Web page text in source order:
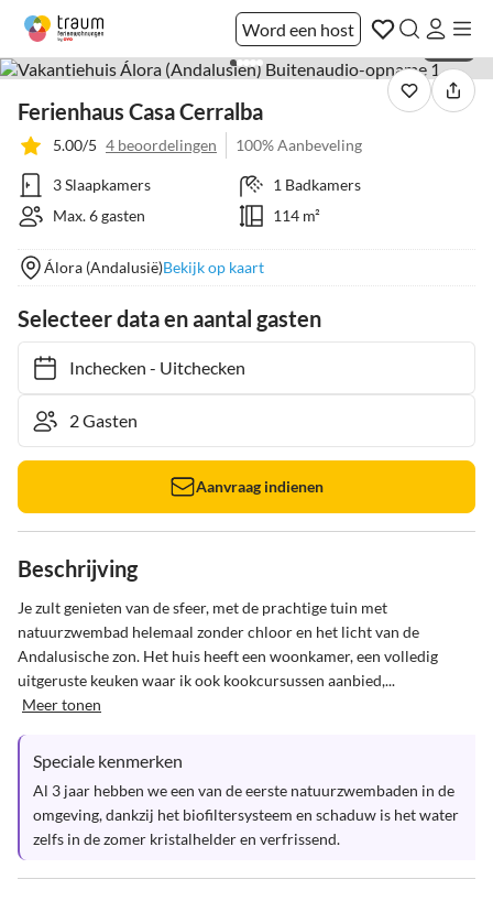
Word een host
Ferienhaus Casa Cerralba
5.00/5 4 beoordelingen 100% Aanbeveling
3 Slaapkamers
1 Badkamers
Max. 6 gasten
114 m²
Álora (Andalusië)Bekijk op kaart
Selecteer data en aantal gasten
Inchecken- Uitchecken
Aanvraag indienen
Beschrijving
Je zult genieten van de sfeer, met de prachtige tuin met
natuurzwembad helemaal zonder chloor en het licht van de
Andalusische zon. Het huis heeft een woonkamer, een volledig
uitgeruste keuken waar ik ook kookcursussen aanbied,...
Meer tonen
Speciale kenmerken
Al 3 jaar hebben we een van de eerste natuurzwembaden in de
omgeving, dankzij het biofiltersysteem en schaduw is het water
zelfs in de zomer kristalhelder en verfrissend.